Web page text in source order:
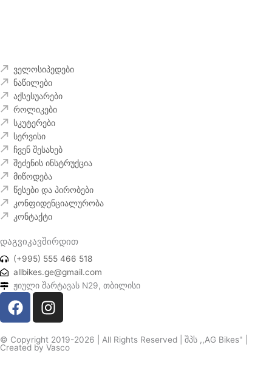
ველოსიპედები
ნაწილები
აქსესუარები
როლიკები
სკუტერები
სერვისი
ჩვენ შესახებ
შეძენის ინსტრუქცია
მიწოდება
წესები და პირობები
კონფიდენციალურობა
კონტაქტი
დაგვიკავშირდით
(+995) 555 466 518
allbikes.ge@gmail.com
ჟიული შარტავას N29, თბილისი
F
a
e
I
n
t
© Copyright 2019-2026 | All Rights Reserved | შპს ,,AG Bikes" |
Created by Vasco